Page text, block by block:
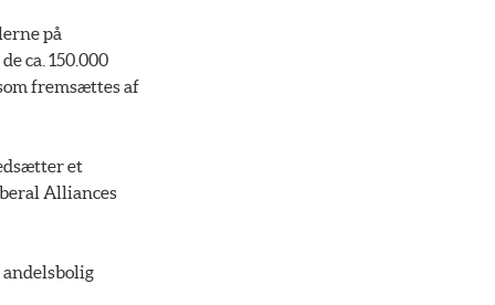
på
ca. 150.000
fremsættes af
et
Alliances